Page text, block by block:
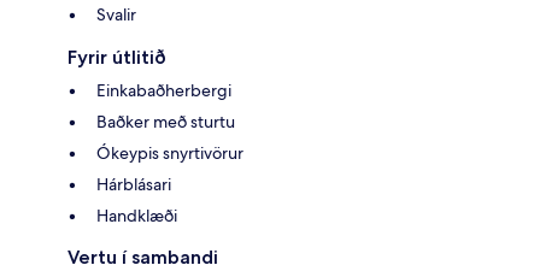
Svalir
Fyrir útlitið
Einkabaðherbergi
Baðker með sturtu
Ókeypis snyrtivörur
Hárblásari
Handklæði
Vertu í sambandi